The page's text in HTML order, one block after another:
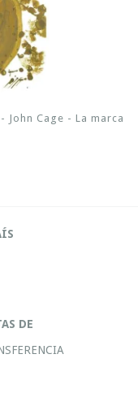
Cage - La marca
DE